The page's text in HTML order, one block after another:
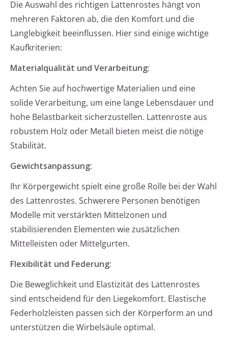
Die Auswahl des richtigen Lattenrostes hängt von
mehreren Faktoren ab, die den Komfort und die
Langlebigkeit beeinflussen. Hier sind einige wichtige
Kaufkriterien:
Materialqualität und Verarbeitung:
Achten Sie auf hochwertige Materialien und eine
solide Verarbeitung, um eine lange Lebensdauer und
hohe Belastbarkeit sicherzustellen. Lattenroste aus
robustem Holz oder Metall bieten meist die nötige
Stabilität.
Gewichtsanpassung:
Ihr Körpergewicht spielt eine große Rolle bei der Wahl
des Lattenrostes. Schwerere Personen benötigen
Modelle mit verstärkten Mittelzonen und
stabilisierenden Elementen wie zusätzlichen
Mittelleisten oder Mittelgurten.
Flexibilität und Federung:
Die Beweglichkeit und Elastizität des Lattenrostes
sind entscheidend für den Liegekomfort. Elastische
Federholzleisten passen sich der Körperform an und
unterstützen die Wirbelsäule optimal.